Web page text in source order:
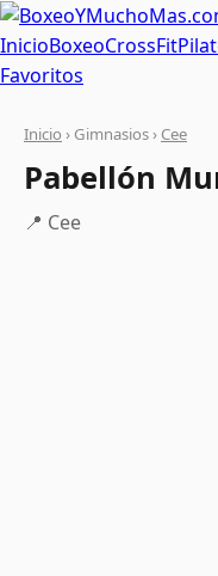
InicioBoxeoCrossFit
Favoritos
Inicio › Gimnasios › Cee
Pabellón
📍 Cee